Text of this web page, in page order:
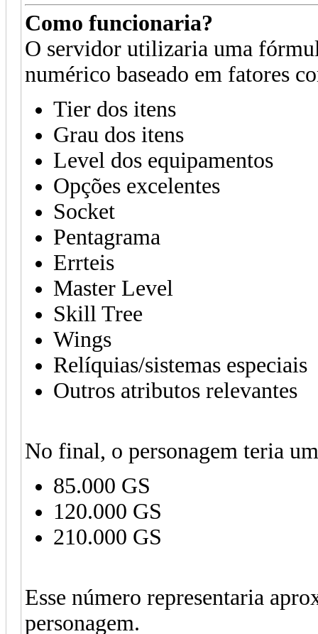
Como funcionaria?
O servidor utilizaria uma
numérico baseado em fatores
Tier dos itens
Grau dos itens
Level dos equipamentos
Opções excelentes
Socket
Pentagrama
Errteis
Master Level
Skill Tree
Wings
Relíquias/sistemas especiais
Outros atributos relevantes
No final, o personagem teria
85.000 GS
120.000 GS
210.000 GS
Esse número representaria
personagem.